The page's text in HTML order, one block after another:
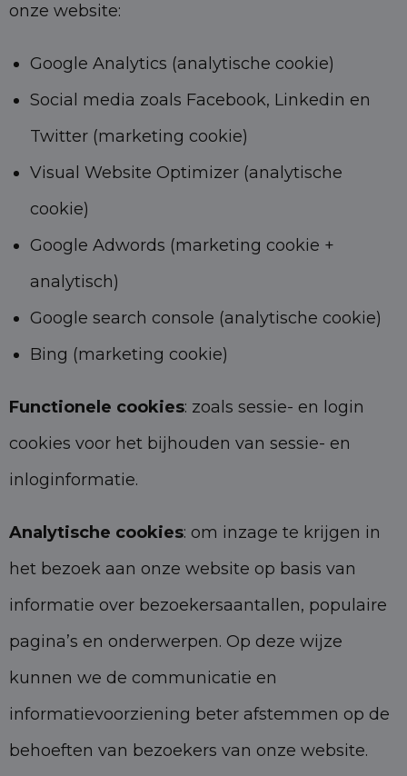
onze website:
Google Analytics (analytische cookie)
Social media zoals Facebook, Linkedin en
Twitter (marketing cookie)
Visual Website Optimizer (analytische
cookie)
Google Adwords (marketing cookie +
analytisch)
Google search console (analytische cookie)
Bing (marketing cookie)
Functionele cookies: zoals sessie- en login
cookies voor het bijhouden van sessie- en
inloginformatie.
Analytische cookies: om inzage te krijgen in
het bezoek aan onze website op basis van
informatie over bezoekersaantallen, populaire
pagina’s en onderwerpen. Op deze wijze
kunnen we de communicatie en
informatievoorziening beter afstemmen op de
behoeften van bezoekers van onze website.